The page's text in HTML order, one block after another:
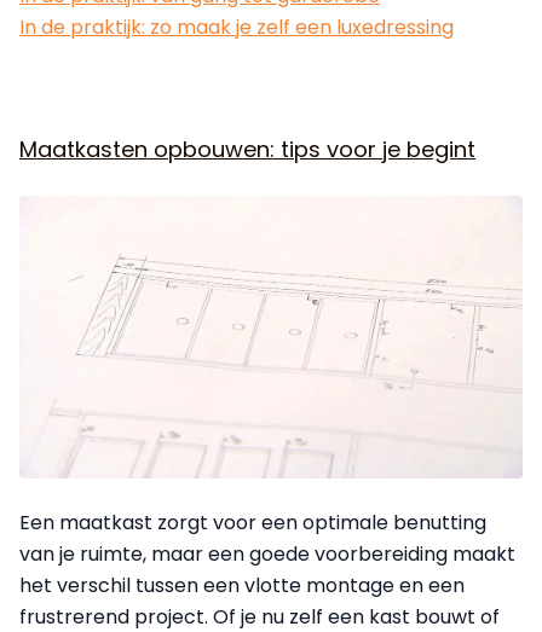
In de praktijk: zo maak je zelf een luxedressing
Maatkasten opbouwen: tips voor je begint
Een maatkast zorgt voor een optimale benutting
van je ruimte, maar een goede voorbereiding maakt
het verschil tussen een vlotte montage en een
frustrerend project. Of je nu zelf een kast bouwt of